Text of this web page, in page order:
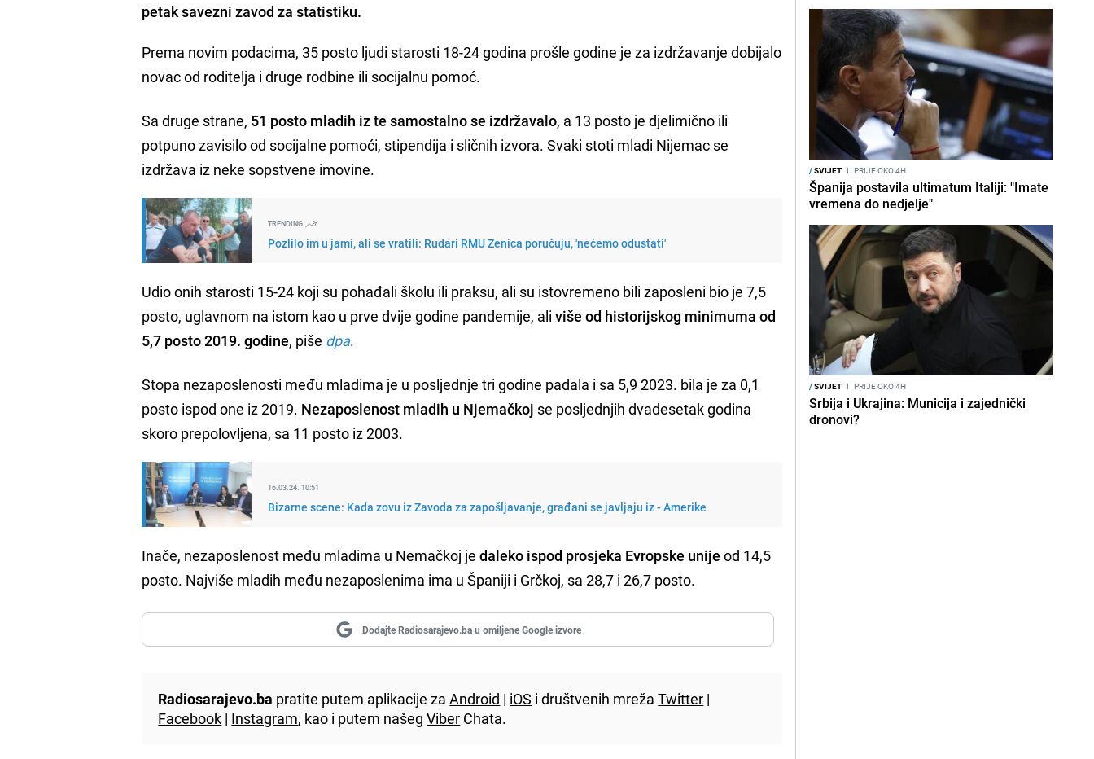
petak savezni zavod za statistiku.
Prema novim podacima, 35 posto ljudi starosti 18-24 godina prošle godine je za izdržavanje dobijalo
novac od roditelja i druge rodbine ili socijalnu pomoć.
Sa druge strane, 51 posto mladih iz te samostalno se izdržavalo, a 13 posto je djelimično ili
potpuno zavisilo od socijalne pomoći, stipendija i sličnih izvora. Svaki stoti mladi Nijemac se
izdržava iz neke sopstvene imovine.
TRENDING
Pozlilo im u jami, ali se vratili: Rudari RMU Zenica poručuju, 'nećemo odustati'
Udio onih starosti 15-24 koji su pohađali školu ili praksu, ali su istovremeno bili zaposleni bio je 7,5
posto, uglavnom na istom kao u prve dvije godine pandemije, aliviše od historijskog minimuma od
5,7 posto 2019. godine, piše dpa.
Stopa nezaposlenosti među mladima je u posljednje tri godine padala i sa 5,9 2023. bila je za 0,1
posto ispod one iz 2019. Nezaposlenost mladih u Njemačkoj se posljednjih dvadesetak godina
skoro prepolovljena, sa 11 posto iz 2003.
16.03.24. 10:51
Bizarne scene: Kada zovu iz Zavoda za zapošljavanje, građani se javljaju iz - Amerike
Inače, nezaposlenost među mladima u Nemačkoj jedaleko ispod prosjeka Evropske unije od 14,5
posto. Najviše mladih među nezaposlenima ima u Španiji i Grčkoj, sa 28,7 i 26,7 posto.
Dodajte Radiosarajevo.ba u omiljene Google izvore
Radiosarajevo.ba pratite putem aplikacije zaAndroid | iOS i društvenih mrežaTwitter |
Facebook | Instagram, kao i putem našegViber Chata.
/SVIJET I PRIJE OKO 4H
Španija postavila ultimatum Italiji: "Imate
vremena do nedjelje"
/SVIJET I PRIJE OKO 4H
Srbija i Ukrajina: Municija i zajednički
dronovi?